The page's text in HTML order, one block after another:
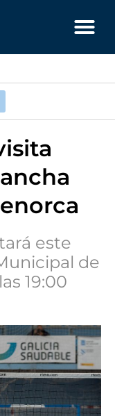
este
de
19:00